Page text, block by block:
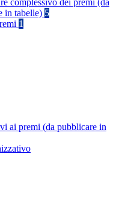
complessivo dei premi (da
in tabelle) 5
1
ai premi (da pubblicare in